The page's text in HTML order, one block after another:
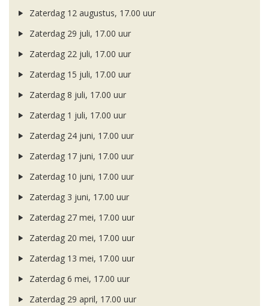
Zaterdag 12 augustus, 17.00 uur
Zaterdag 29 juli, 17.00 uur
Zaterdag 22 juli, 17.00 uur
Zaterdag 15 juli, 17.00 uur
Zaterdag 8 juli, 17.00 uur
Zaterdag 1 juli, 17.00 uur
Zaterdag 24 juni, 17.00 uur
Zaterdag 17 juni, 17.00 uur
Zaterdag 10 juni, 17.00 uur
Zaterdag 3 juni, 17.00 uur
Zaterdag 27 mei, 17.00 uur
Zaterdag 20 mei, 17.00 uur
Zaterdag 13 mei, 17.00 uur
Zaterdag 6 mei, 17.00 uur
Zaterdag 29 april, 17.00 uur